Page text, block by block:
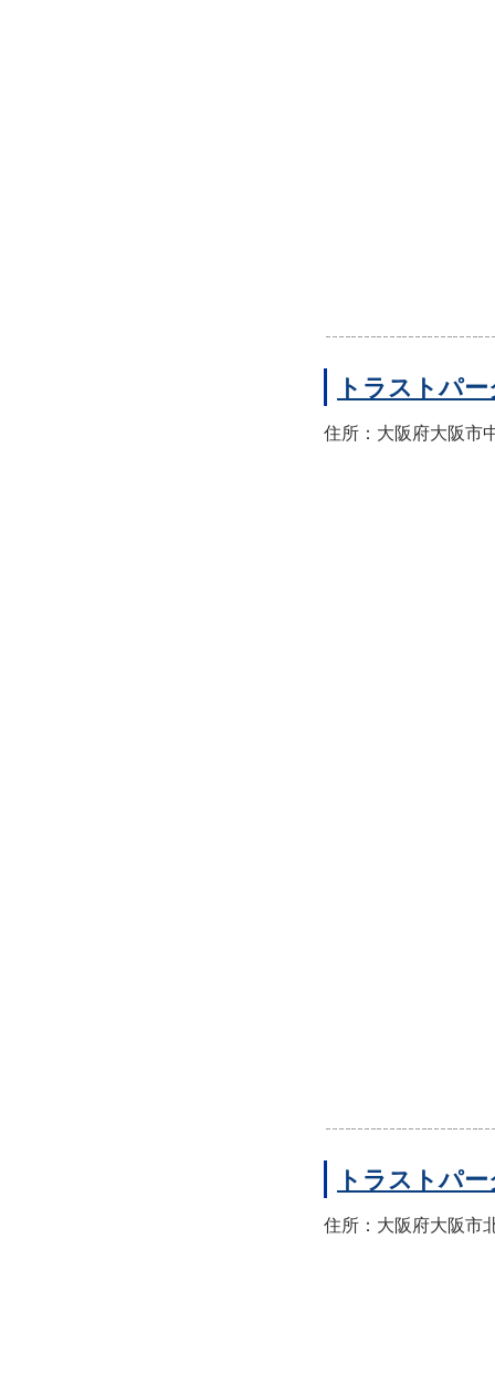
トラストパ
住所：大阪府大阪市
トラストパ
住所：大阪府大阪市